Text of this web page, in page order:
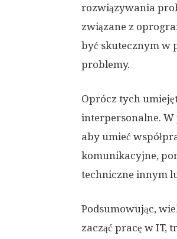
rozwiązywania
związane z
być skutecznym w
problemy.
Oprócz tych
interpersonalne. W
aby umieć
komunikacyjne,
techniczne innym
Podsumowując,
zacząć pracę w IT,